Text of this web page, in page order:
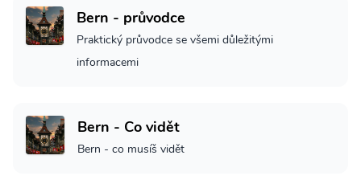
Bern - průvodce
Praktický průvodce se všemi důležitými
informacemi
Bern - Co vidět
Bern - co musíš vidět